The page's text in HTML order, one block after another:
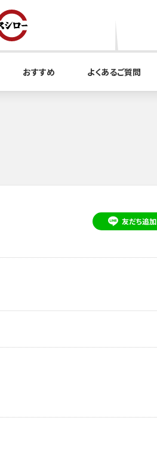
おすすめ よくあるご質問
友だち追加